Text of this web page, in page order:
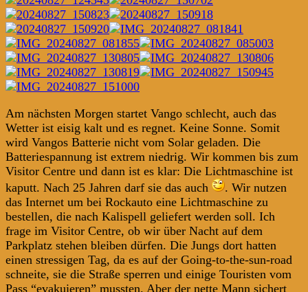
Am nächsten Morgen startet Vango schlecht, auch das
Wetter ist eisig kalt und es regnet. Keine Sonne. Somit
wird Vangos Batterie nicht vom Solar geladen. Die
Batteriespannung ist extrem niedrig. Wir kommen bis zum
Visitor Centre und dann ist es klar: Die Lichtmaschine ist
kaputt. Nach 25 Jahren darf sie das auch
. Wir nutzen
das Internet um bei Rockauto eine Lichtmaschine zu
bestellen, die nach Kalispell geliefert werden soll. Ich
frage im Visitor Centre, ob wir über Nacht auf dem
Parkplatz stehen bleiben dürfen. Die Jungs dort hatten
einen stressigen Tag, da es auf der Going-to-the-sun-road
schneite, sie die Straße sperren und einige Touristen vom
Pass “evakuieren” mussten. Aber der nette Mann sichert